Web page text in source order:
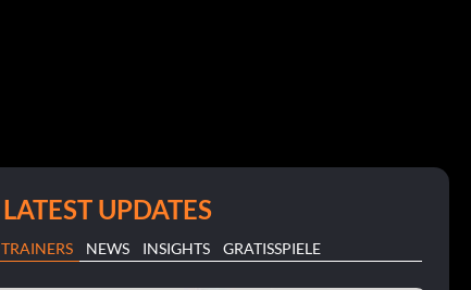
LATEST UPDATES
TRAINERS NEWS INSIGHTS GRATISSPIELE